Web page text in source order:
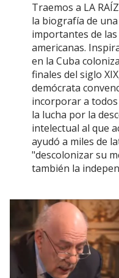
Traemos a LA
la biografía de
importantes de
americanas.
en la Cuba
finales del siglo
demócrata
incorporar a
la lucha por la
intelectual al que
ayudó a miles de
"descolonizar su
también la